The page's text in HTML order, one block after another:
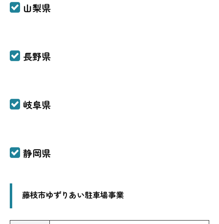
山梨県
長野県
岐阜県
静岡県
藤枝市ゆずりあい駐車場事業